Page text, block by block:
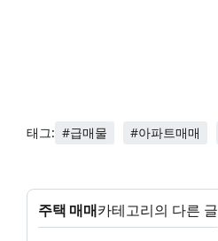
태그: #급매물 #아파트매매
주택 매매카테고리의 다른 글